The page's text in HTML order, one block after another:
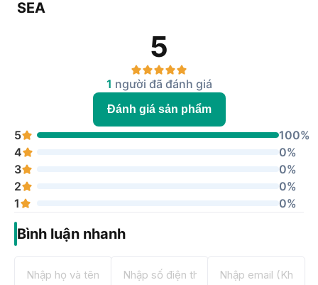
SEA
5
1 người đã đánh giá
Đánh giá sản phẩm
5
100%
4
0%
3
0%
2
0%
1
0%
Bình luận nhanh